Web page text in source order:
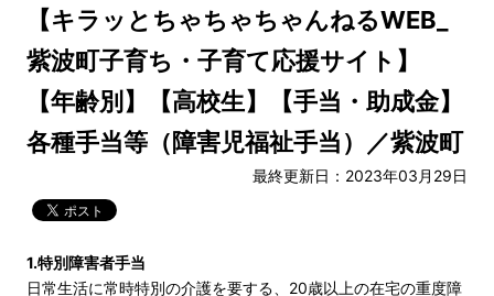
【キラッとちゃちゃちゃんねるWEB_
紫波町子育ち・子育て応援サイト】
【年齢別】【高校生】【手当・助成金】
各種手当等（障害児福祉手当）／紫波町
最終更新日：2023年03月29日
1.特別障害者手当
日常生活に常時特別の介護を要する、20歳以上の在宅の重度障